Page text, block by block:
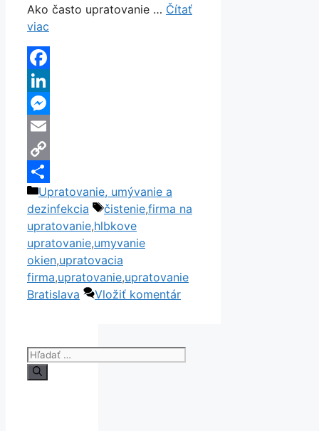
Ako často upratovanie … Čítať
viac
Facebook
LinkedIn
Messenger
Email
Copy
Link
Share
Kategórie
Upratovanie, umývanie a
dezinfekcia
Značky
čistenie,firma na
upratovanie,hlbkove
upratovanie,umyvanie
okien,upratovacia
firma,upratovanie,upratovanie
Bratislava
Vložiť komentár
Hľadať: